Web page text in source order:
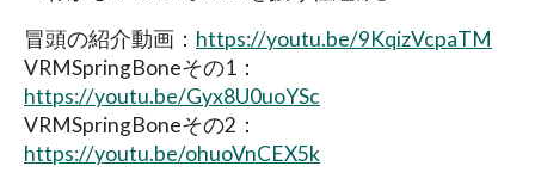
冒頭の紹介動画： https://youtu.be/9KqizVcpaTM
VRMSpringBoneその1：
https://youtu.be/Gyx8U0uoYSc
VRMSpringBoneその2：
https://youtu.be/ohuoVnCEX5k